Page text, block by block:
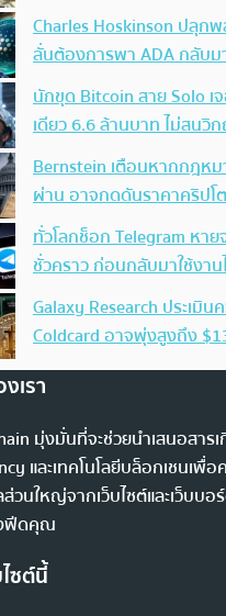
Charles Hoskinson ปลุก
ลั่นต้องการพา ADA กลับม
นักขุด Bitcoin สาย Solo
เดียว 6.6 ล้านบาท ไม่สนวิ
Bernstein เตือนหากกฎหม
ผ่าน อาจกดดันราคาคริปโ
ทั่วโลกช็อก Telegram หา
ชั่วคราว ก่อนกลับมาใช้งา
Galaxy Research ประเมิน
Coldcard อาจพุ่งสูงถึง
เรา
มุ่งมั่นที่จะช่วยนำเสนอสาร
และเทคโนโลยีบล็อกเชนเพื่อ
วนใหญ่จากเว็บไซต์และเว็บบอ
ฟีดคุณ
ซต์นี้